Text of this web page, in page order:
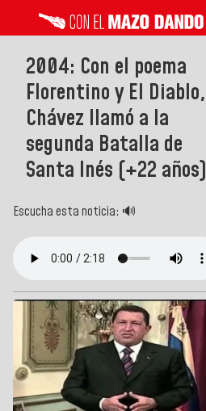
2004: Con el poema
Florentino y El Diablo,
Chávez llamó a la
segunda Batalla de
Santa Inés (+22 años)
Escucha esta noticia: 🔊